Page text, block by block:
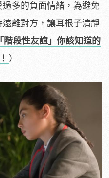
多的負面情緒，為避免
離對方，讓耳根子清靜
階段性友誼」你該知道的
）